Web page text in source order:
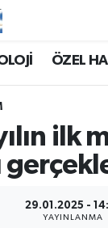
ÖZEL
ilk
29.01.2025 -
YAYINLANMA